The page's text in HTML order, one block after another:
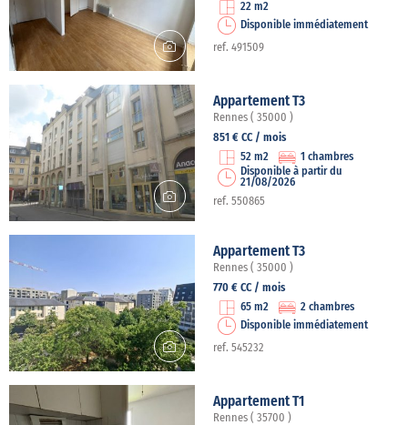
22 m2
Disponible immédiatement
ref. 491509
Appartement T3
Rennes ( 35000 )
851 € CC / mois
52 m2
1 chambres
Disponible à partir du
21/08/2026
ref. 550865
Appartement T3
Rennes ( 35000 )
770 € CC / mois
65 m2
2 chambres
Disponible immédiatement
ref. 545232
Appartement T1
Rennes ( 35700 )